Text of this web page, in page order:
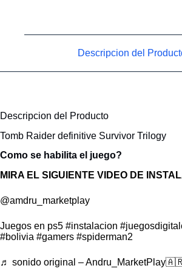
Descripcion del
Descripcion del Producto
Tomb Raider definitive Survivor Trilogy
Como se habilita el juego?
MIRA EL SIGUIENTE VIDEO DE
@amdru_marketplay
Juegos en ps5 #instalacion
#bolivia #gamers #spiderman2
♬ sonido original –